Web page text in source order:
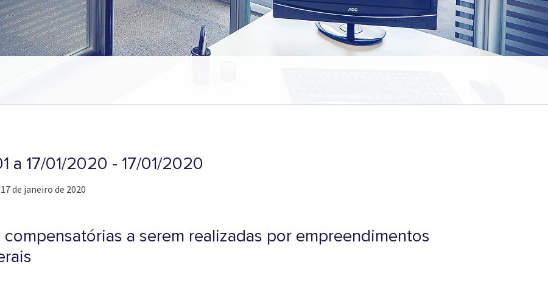
a 17/01/2020 - 17/01/2020
de janeiro de 2020
a serem realizadas por empreendimentos